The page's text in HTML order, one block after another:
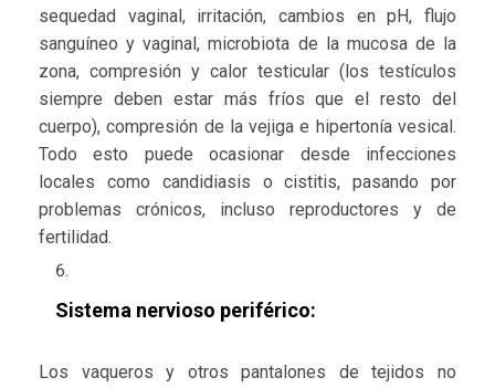
sequedad vaginal, irritación, cambios en pH, flujo
sanguíneo y vaginal, microbiota de la mucosa de la
zona, compresión y calor testicular (los testículos
siempre deben estar más fríos que el resto del
cuerpo), compresión de la vejiga e hipertonía vesical.
Todo esto puede ocasionar desde infecciones
locales como candidiasis o cistitis, pasando por
problemas crónicos, incluso reproductores y de
fertilidad.
Sistema nervioso periférico:
Los vaqueros y otros pantalones de tejidos no